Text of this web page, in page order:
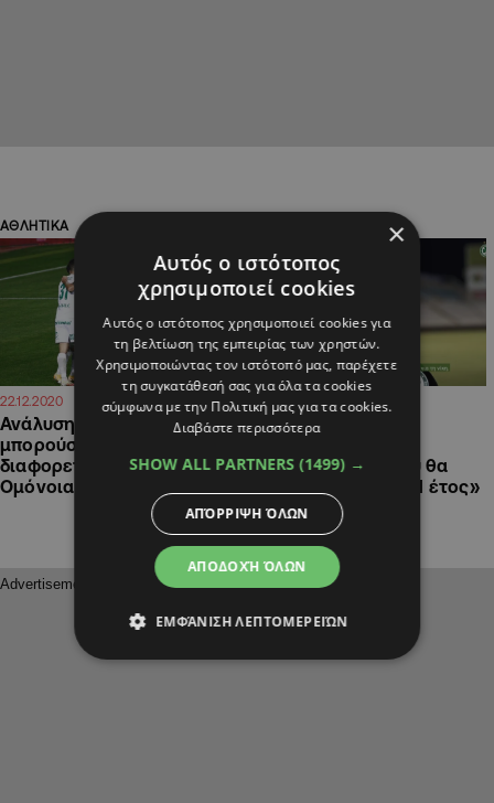
ΑΘΛΗΤΙΚΑ
22.12.2020 22:25
Ανάλυση: Το 2020 δε θα
μπορούσε να κλείσει
διαφορετικά για την
Ομόνοια
13.08.2020
Λέτσιακς: «Πολύ
ικανοποιημένος που θα
μείνω εδώ για άλλο 1 έτος»
×
Αυτός ο ιστότοπος
χρησιμοποιεί cookies
Αυτός ο ιστότοπος χρησιμοποιεί cookies για
τη βελτίωση της εμπειρίας των χρηστών.
Χρησιμοποιώντας τον ιστότοπό μας, παρέχετε
τη συγκατάθεσή σας για όλα τα cookies
σύμφωνα με την Πολιτική μας για τα cookies.
Διαβάστε περισσότερα
SHOW ALL PARTNERS (1499) →
ΑΠΟΔΟΧΉ ΌΛΩΝ
ΑΠΌΡΡΙΨΗ ΌΛΩΝ
ΕΜΦΆΝΙΣΗ ΛΕΠΤΟΜΕΡΕΙΏΝ